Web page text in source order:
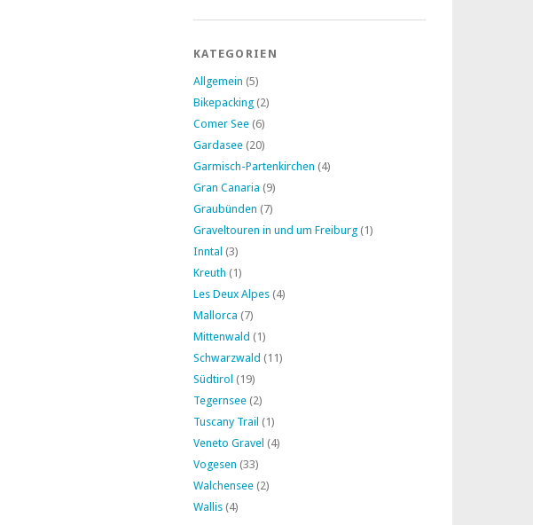
KATEGORIEN
Allgemein (5)
Bikepacking (2)
Comer See (6)
Gardasee (20)
Garmisch-Partenkirchen (4)
Gran Canaria (9)
Graubünden (7)
Graveltouren in und um Freiburg (1)
Inntal (3)
Kreuth (1)
Les Deux Alpes (4)
Mallorca (7)
Mittenwald (1)
Schwarzwald (11)
Südtirol (19)
Tegernsee (2)
Tuscany Trail (1)
Veneto Gravel (4)
Vogesen (33)
Walchensee (2)
Wallis (4)